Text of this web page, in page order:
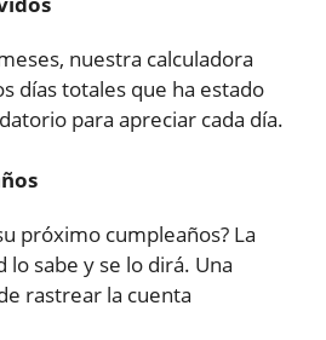
nuestra calculadora
días totales que ha estado
para apreciar cada día.
próximo cumpleaños? La
lo sabe y se lo dirá. Una
rastrear la cuenta